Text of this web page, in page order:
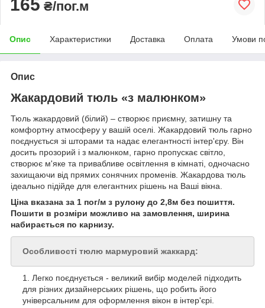
165 ₴/пог.м
Опис Характеристики Доставка Оплата Умови
Опис
Жакардовий тюль «з малюнком»
Тюль жакардовий (білий) – створює приємну, затишну та
комфортну атмосферу у вашій оселі. Жакардовий тюль гарно
поєднується зі шторами та надає елегантності інтер'єру. Він
досить прозорий і з малюнком, гарно пропускає світло,
створює м'яке та привабливе освітлення в кімнаті, одночасно
захищаючи від прямих сонячних променів. Жакардова тюль
ідеально підійде для елегантних рішень на Ваші вікна.
Ціна вказана за 1 пог/м з рулону до 2,8м без пошиття.
Пошити в розміри можливо на замовлення, ширина
набирається по карнизу.
Особливості тюлю мармуровий жаккард:
Легко поєднується - великий вибір моделей підходить
для різних дизайнерських рішень, що робить його
універсальним для оформлення вікон в інтер'єрі.